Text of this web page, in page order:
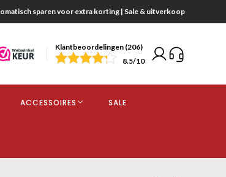
sparen voor extra korting | Sale & uitverkoop
Klantbeoordelingen (206)
8.5/10
ACCESSOIRES SALE